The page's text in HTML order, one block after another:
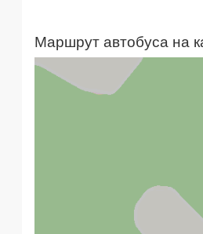
Маршрут автобуса на